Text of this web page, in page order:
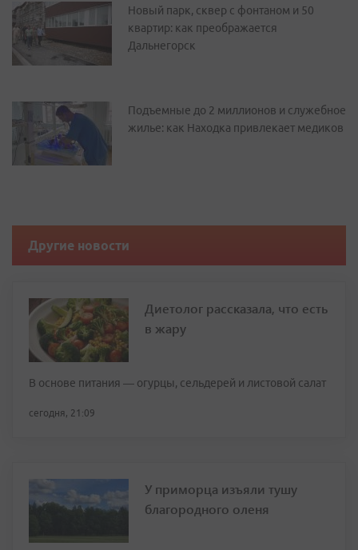
Новый парк, сквер с фонтаном и 50
квартир: как преображается
Дальнегорск
Подъемные до 2 миллионов и служебное
жилье: как Находка привлекает медиков
Другие новости
Диетолог рассказала, что есть
в жару
В основе питания — огурцы, сельдерей и листовой салат
сегодня, 21:09
У приморца изъяли тушу
благородного оленя